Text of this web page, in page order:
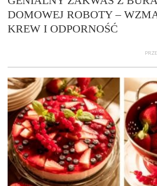
DOMOWEJ ROBOTY –
KREW I ODPORNOŚĆ